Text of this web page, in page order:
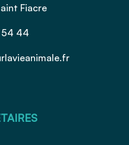
Fiacre
54 44